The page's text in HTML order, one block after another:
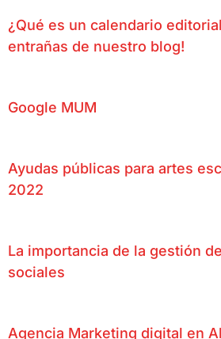
¿Qué es un calendario
entrañas de nuestro blog!
Google MUM
Ayudas públicas para artes
2022
La importancia de la gestión
sociales
Agencia Marketing digital en